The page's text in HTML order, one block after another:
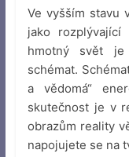
Ve vyšším stavu
jako
hmotný svět je
schémat.
a vědomá“
skutečnost je v
obrazům reality
napojujete se na